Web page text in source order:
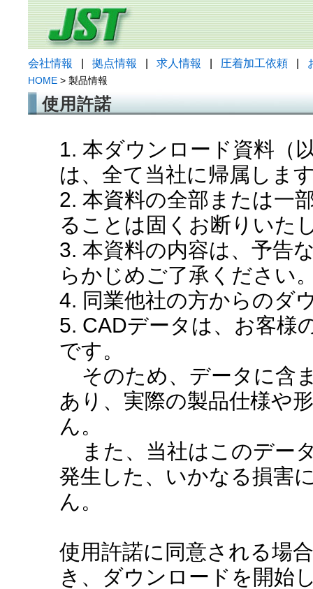
会社情報 拠点情報 求人情報 圧着加工依頼
HOME > 製品情報
使用許諾
1. 本ダウンロード資料（
は、全て当社に帰属しま
2. 本資料の全部または一
ることは固くお断りいた
3. 本資料の内容は、予告
らかじめご了承ください
4. 同業他社の方からのダ
5. CADデータは、お客様
です。
そのため、データに含
あり、実際の製品仕様や
ん。
また、当社はこのデー
発生した、いかなる損害
ん。
使用許諾に同意される場
き、ダウンロードを開始